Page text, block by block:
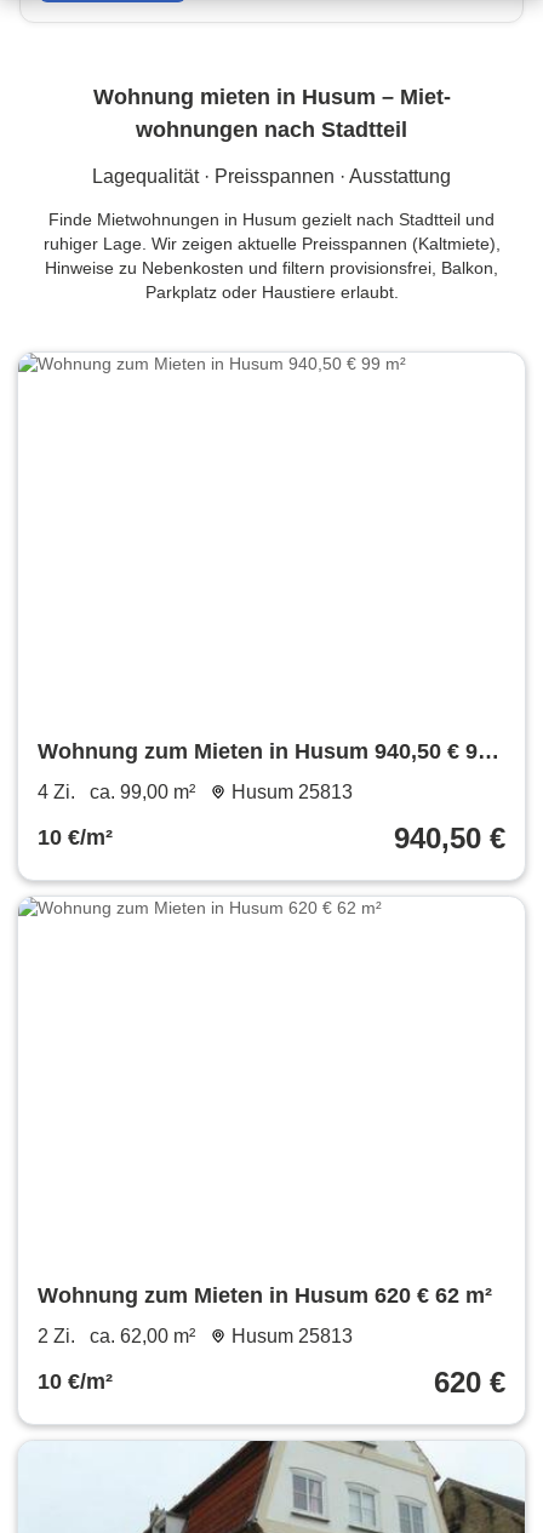
Wohnung mieten in Husum – Miet­
wohnungen nach Stadtteil
Lagequalität · Preisspannen · Ausstattung
Finde Mietwohnungen in Husum gezielt nach Stadtteil und
ruhiger Lage. Wir zeigen aktuelle Preisspannen (Kaltmiete),
Hinweise zu Nebenkosten und filtern provisionsfrei, Balkon,
Parkplatz oder Haustiere erlaubt.
Wohnung zum Mieten in Husum 940,50 € 99
m²
4 Zi. ca. 99,00 m² Husum 25813
10 €/m² 940,50 €
Wohnung zum Mieten in Husum 620 € 62 m²
2 Zi. ca. 62,00 m² Husum 25813
10 €/m² 620 €